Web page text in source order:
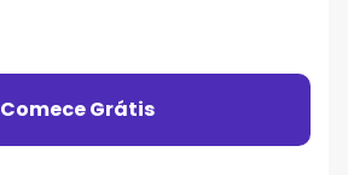
Comece Grátis